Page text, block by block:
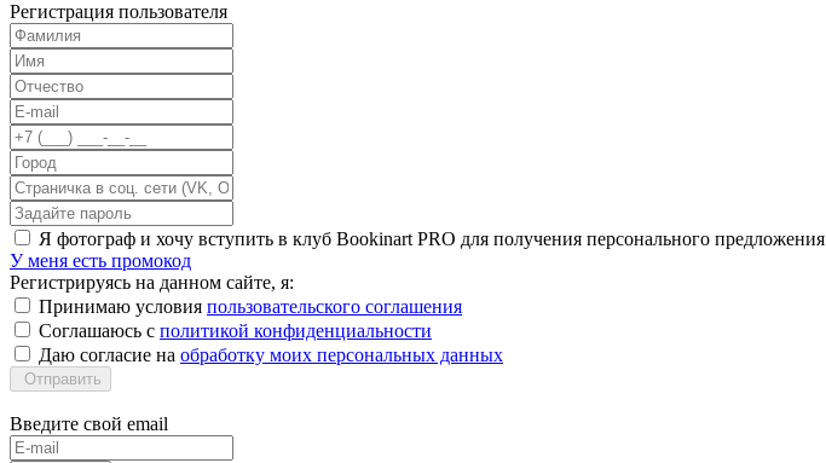
Регистрация пользователя
Я фотограф и хочу вступить в клуб Bookinart PRO для получения персонального предложения
У меня есть промокод
Регистрируясь на данном сайте, я:
Принимаю условия пользовательского соглашения
Соглашаюсь с политикой конфиденциальности
Даю согласие на обработку моих персональных данных
Отправить
Введите свой email